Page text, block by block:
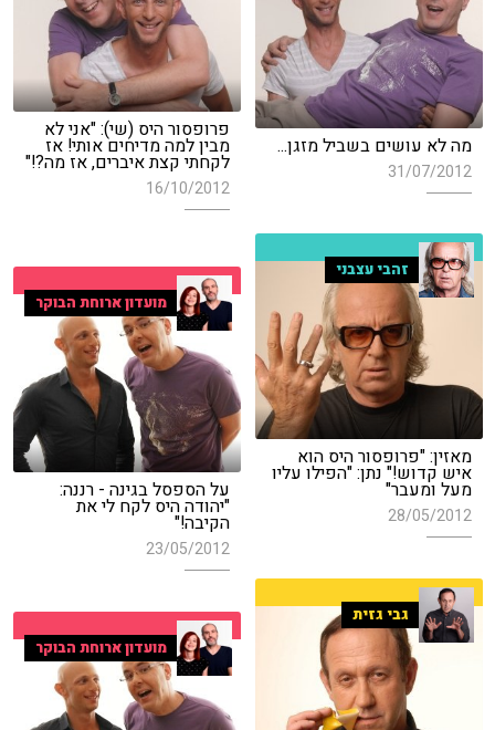
פרופסור היס (שי): "אני לא
מבין למה מדיחים אותי! אז
לקחתי קצת איברים, אז מה?!"
16/10/2012
מה לא עושים בשביל מזגן...
31/07/2012
זהבי עצבני
מאזין: "פרופסור היס הוא
איש קדוש!" נתן: "הפילו עליו
מעל ומעבר"
28/05/2012
מועדון ארוחת הבוקר
על הספסל בגינה - רננה:
"יהודה היס לקח לי את
הקיבה!"
23/05/2012
גבי גזית
מועדון ארוחת הבוקר